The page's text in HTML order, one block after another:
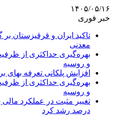
۱۴۰۵/۰۵/۱۶
خبر فوری
تاکید ایران و قرقیزستان
معدنی
بهره‌گیری حداکثری از
و روسیه
افزایش پلکانی تعرفه
بهره‌گیری حداکثری از
و روسیه
درصد رشد کرد